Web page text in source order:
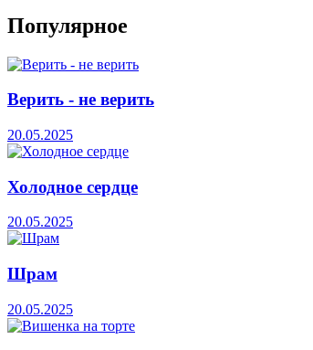
Популярное
Верить - не верить
20.05.2025
Холодное сердце
20.05.2025
Шрам
20.05.2025